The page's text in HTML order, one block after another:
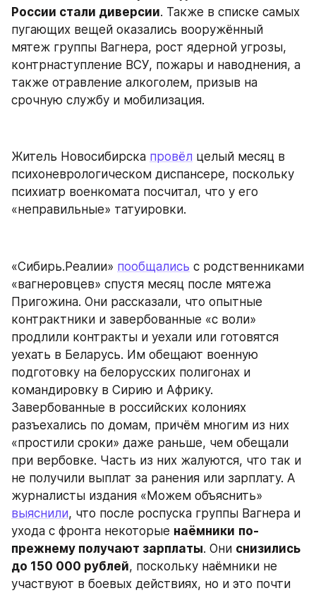
России стали диверсии. Также в списке самых
пугающих вещей оказались вооружённый
мятеж группы Вагнера, рост ядерной угрозы,
контрнаступление ВСУ, пожары и наводнения, а
также отравление алкоголем, призыв на
срочную службу и мобилизация.
Житель Новосибирска провёл целый месяц в
психоневрологическом диспансере, поскольку
психиатр военкомата посчитал, что у его
«неправильные» татуировки.
«Сибирь.Реалии» пообщались с родственниками
«вагнеровцев» спустя месяц после мятежа
Пригожина. Они рассказали, что опытные
контрактники и завербованные «с воли»
продлили контракты и уехали или готовятся
уехать в Беларусь. Им обещают военную
подготовку на белорусских полигонах и
командировку в Сирию и Африку.
Завербованные в российских колониях
разъехались по домам, причём многим из них
«простили сроки» даже раньше, чем обещали
при вербовке. Часть из них жалуются, что так и
не получили выплат за ранения или зарплату. А
выяснили, что после роспуска группы Вагнера и
ухода с фронта некоторые наёмники по-
прежнему получают зарплаты. Они снизились
до 150 000 рублей, поскольку наёмники не